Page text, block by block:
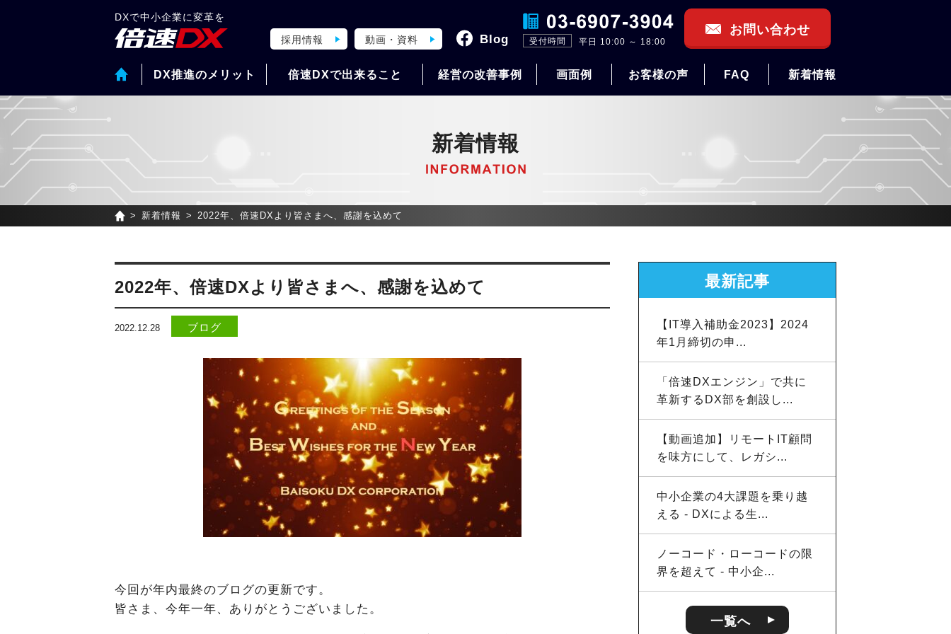
DXで中小企業に変革を
DX推進のメリット 倍速DXで出来ること 経営の改善事例 画面例 お客様の声 FAQ 新着情報
採用情報 動画・資料 Blog 受付時間 平日 10:00 ～ 18:00
お問い合わせ
新着情報
新着情報 2022年、倍速DXより皆さまへ、感謝を込めて
2022年、倍速DXより皆さまへ、感謝を込めて
2022.12.28 ブログ
今回が年内最終のブログの更新です。
皆さま、今年一年、ありがとうございました。
最新記事
【IT導入補助金2023】2024
年1月締切の申...
「倍速DXエンジン」で共に
革新するDX部を創設し...
【動画追加】リモートIT顧問
を味方にして、レガシ...
中小企業の4大課題を乗り越
える - DXによる生...
ノーコード・ローコードの限
界を超えて - 中小企...
一覧へ